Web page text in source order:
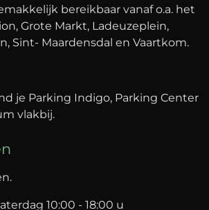
bereikbaar vanaf o.a. het
Grote Markt, Ladeuzeplein,
Sint- Maardensdal en Vaartkom.
je Parking Indigo, Parking Center
vlakbij.
10:00 - 18:00 u